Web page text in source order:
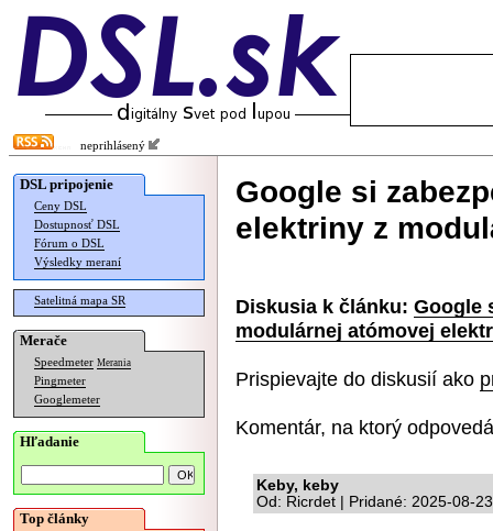
neprihlásený
DSL pripojenie
Ceny DSL
Dostupnosť DSL
Fórum o DSL
Výsledky meraní
Satelitná mapa SR
Merače
Speedmeter Merania
Pingmeter
Googlemeter
Hľadanie
Top články
Google si
elektriny z
Diskusia k článku: Google
modulárnej atómovej
Prispievajte do diskusií ako
Komentár, na ktorý
Keby, keby
Od: Ricrdet | Pridané: 2025-08-